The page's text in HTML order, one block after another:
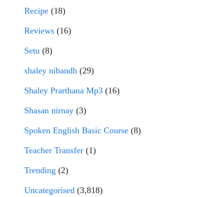
Recipe (18)
Reviews (16)
Setu (8)
shaley nibandh (29)
Shaley Prarthana Mp3 (16)
Shasan nirnay (3)
Spoken English Basic Course (8)
Teacher Transfer (1)
Trending (2)
Uncategorised (3,818)